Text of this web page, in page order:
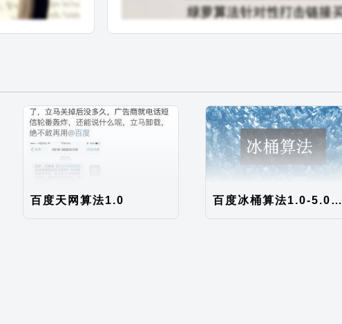
百度天网算法1.0 百度冰桶算法1.0-5.0，针对移动端